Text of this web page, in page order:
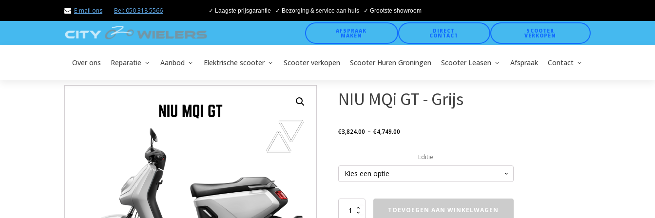
E-mail ons Bel: 050 318 5566 ✓ Laagste prijsgarantie ✓ Bezorging & service aan huis ✓ Grootste showroom
AFSPRAAK
MAKEN
DIRECT
CONTACT
SCOOTER
VERKOPEN
Over ons Reparatie Aanbod Elektrische scooter Scooter verkopen Scooter Huren Groningen Scooter Leasen Afspraak Contact
NIU MQi GT - Grijs
€3,824.00 - €4,749.00Prijsklasse:
Editie
TOEVOEGEN AAN WINKELWAGEN